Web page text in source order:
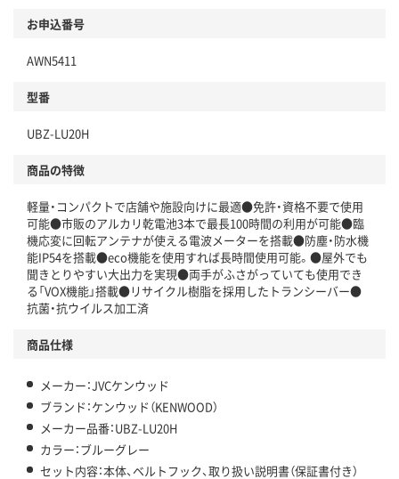
お申込番号
AWN5411
型番
UBZ-LU20H
商品の特徴
軽量・コンパクトで店舗や施設向けに最適●免許・資格不要で使用
可能●市販のアルカリ乾電池3本で最長100時間の利用が可能●臨
機応変に回転アンテナが使える電波メーターを搭載●防塵・防水機
能IP54を搭載●eco機能を使用すれば長時間使用可能。●屋外でも
聞きとりやすい大出力を実現●両手がふさがっていても使用でき
る「VOX機能」搭載●リサイクル樹脂を採用したトランシーバー●
抗菌・抗ウイルス加工済
商品仕様
メーカー：JVCケンウッド
ブランド：ケンウッド（KENWOOD）
メーカー品番：UBZ-LU20H
カラー：ブルーグレー
セット内容：本体、ベルトフック、取り扱い説明書（保証書付き）